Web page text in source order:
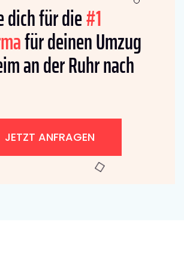
dich für die#1
für deinen Umzug
an der Ruhr nach
JETZT ANFRAGEN